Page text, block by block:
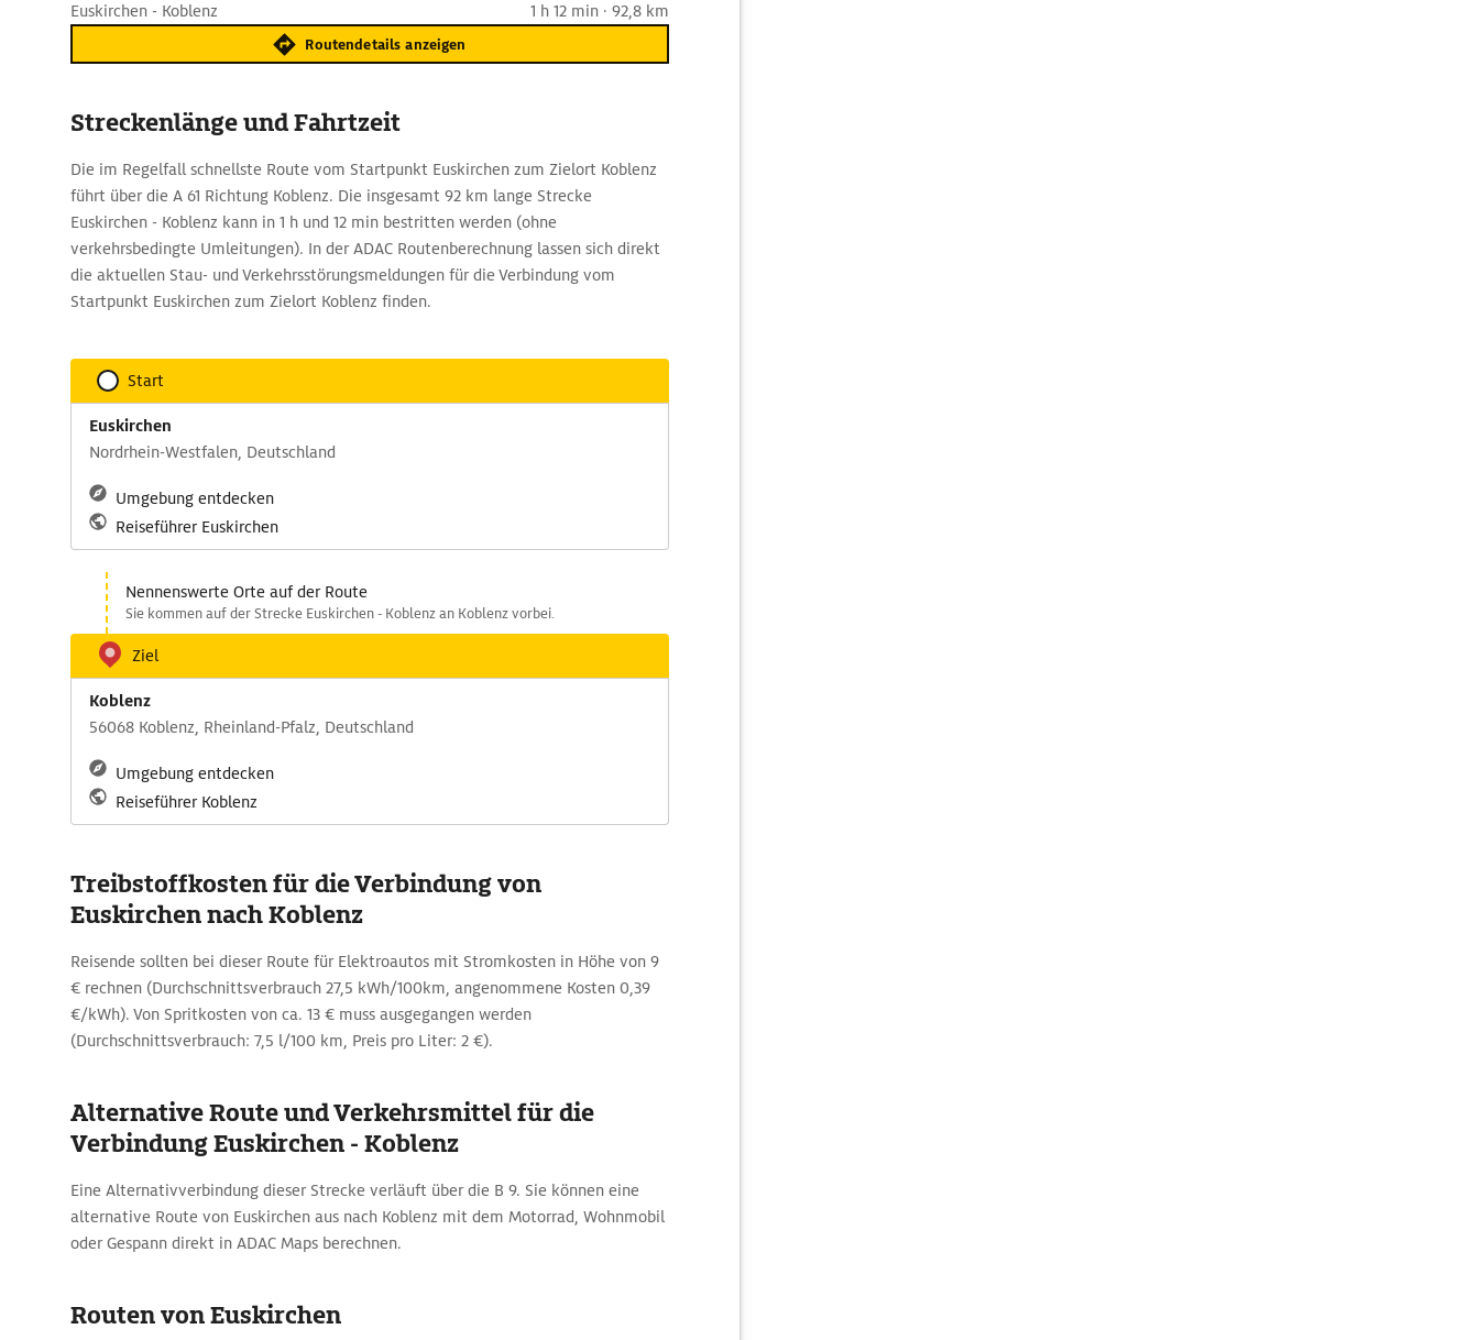
Euskirchen - Koblenz 1 h 12 min · 92,8 km
Routendetails anzeigen
Streckenlänge und Fahrtzeit
Die im Regelfall schnellste Route vom Startpunkt Euskirchen zum Zielort Koblenz
führt über die A 61 Richtung Koblenz. Die insgesamt 92 km lange Strecke
Euskirchen - Koblenz kann in 1 h und 12 min bestritten werden (ohne
verkehrsbedingte Umleitungen). In der ADAC Routenberechnung lassen sich direkt
die aktuellen Stau- und Verkehrsstörungsmeldungen für die Verbindung vom
Startpunkt Euskirchen zum Zielort Koblenz finden.
Start
Euskirchen
Nordrhein-Westfalen, Deutschland
Umgebung entdecken
Reiseführer Euskirchen
Nennenswerte Orte auf der Route
Sie kommen auf der Strecke Euskirchen - Koblenz an Koblenz vorbei.
Ziel
Koblenz
56068 Koblenz, Rheinland-Pfalz, Deutschland
Umgebung entdecken
Reiseführer Koblenz
Treibstoffkosten für die Verbindung von
Euskirchen nach Koblenz
Reisende sollten bei dieser Route für Elektroautos mit Stromkosten in Höhe von 9
€ rechnen (Durchschnittsverbrauch 27,5 kWh/100km, angenommene Kosten 0,39
€/kWh). Von Spritkosten von ca. 13 € muss ausgegangen werden
(Durchschnittsverbrauch: 7,5 l/100 km, Preis pro Liter: 2 €).
Alternative Route und Verkehrsmittel für die
Verbindung Euskirchen - Koblenz
Eine Alternativverbindung dieser Strecke verläuft über die B 9. Sie können eine
alternative Route von Euskirchen aus nach Koblenz mit dem Motorrad, Wohnmobil
oder Gespann direkt in ADAC Maps berechnen.
Routen von Euskirchen